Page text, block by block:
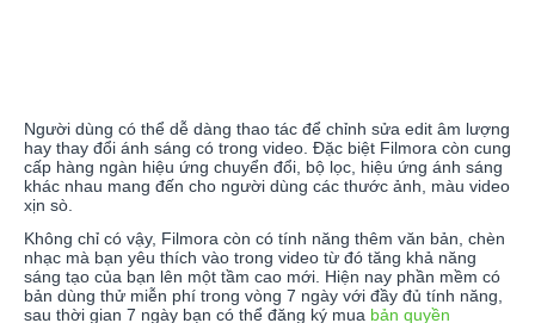
Người dùng có thể dễ dàng thao tác để chỉnh sửa edit âm lượng
hay thay đổi ánh sáng có trong video. Đặc biệt Filmora còn cung
cấp hàng ngàn hiệu ứng chuyển đổi, bộ lọc, hiệu ứng ánh sáng
khác nhau mang đến cho người dùng các thước ảnh, màu video
xịn sò.
Không chỉ có vậy, Filmora còn có tính năng thêm văn bản, chèn
nhạc mà bạn yêu thích vào trong video từ đó tăng khả năng
sáng tạo của bạn lên một tầm cao mới. Hiện nay phần mềm có
bản dùng thử miễn phí trong vòng 7 ngày với đầy đủ tính năng,
sau thời gian 7 ngày bạn có thể đăng ký mua bản quyền